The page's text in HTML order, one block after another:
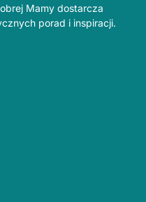
Mamy dostarcza
porad i inspiracji.